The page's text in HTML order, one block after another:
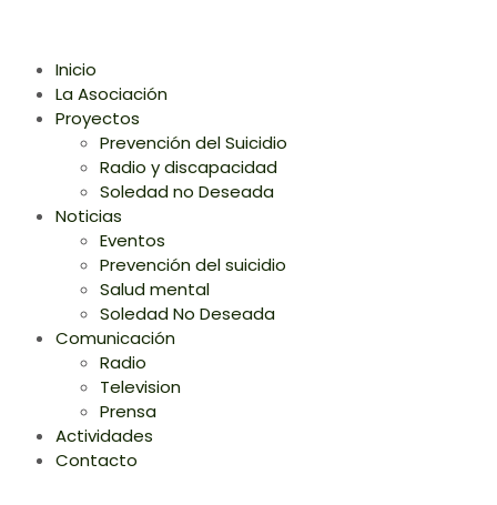
Inicio
La Asociación
Proyectos
Prevención del Suicidio
Radio y discapacidad
Soledad no Deseada
Noticias
Eventos
Prevención del suicidio
Salud mental
Soledad No Deseada
Comunicación
Radio
Television
Prensa
Actividades
Contacto